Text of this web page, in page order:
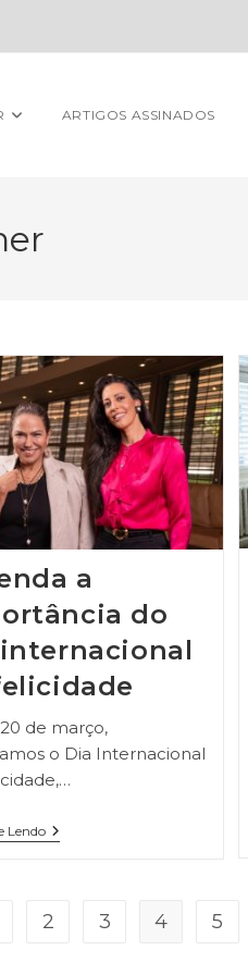
ARTIGOS ASSINADOS
a
do
de março,
o Dia Internacional
Lendo
2 3 4 5